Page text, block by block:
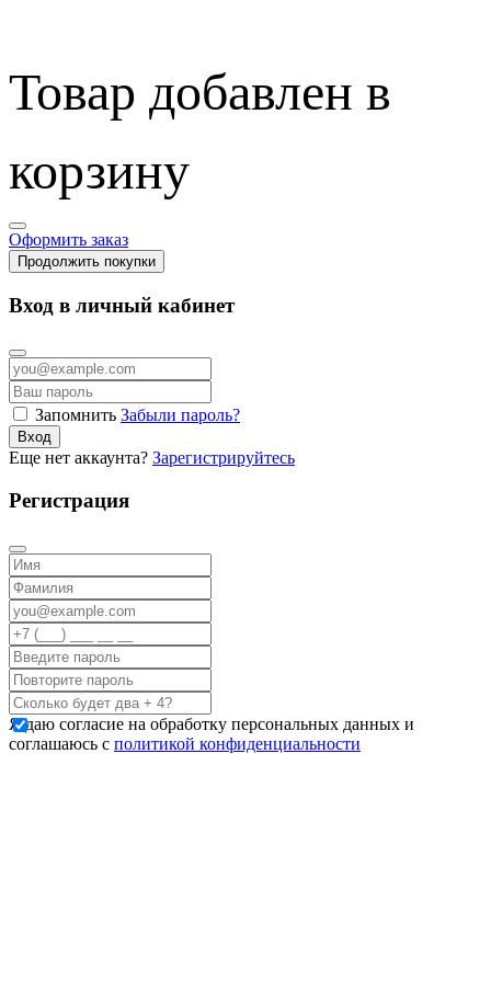
Товар добавлен в
корзину
Оформить заказ
Продолжить покупки
Вход в личный кабинет
Запомнить Забыли пароль?
Вход
Еще нет аккаунта? Зарегистрируйтесь
Регистрация
Я даю согласие на обработку персональных данных и
соглашаюсь с политикой конфиденциальности